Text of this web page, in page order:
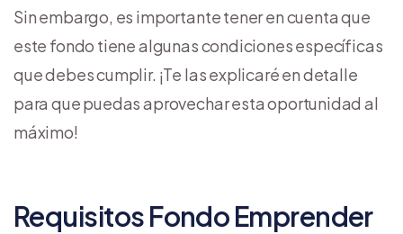
Sin embargo, es importante tener en cuenta que
este fondo tiene algunas condiciones específicas
que debes cumplir. ¡Te las explicaré en detalle
para que puedas aprovechar esta oportunidad al
máximo!
Requisitos Fondo Emprender